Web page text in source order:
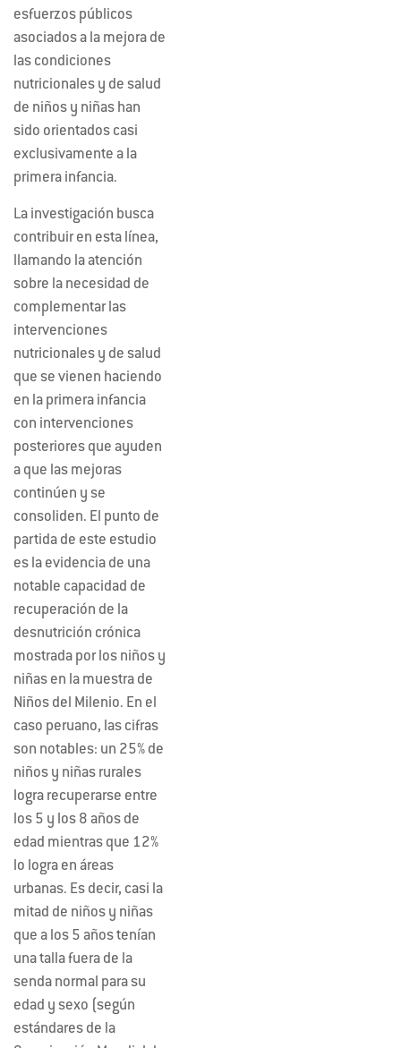
esfuerzos públicos
asociados a la mejora de
las condiciones
nutricionales y de salud
de niños y niñas han
sido orientados casi
exclusivamente a la
primera infancia.
La investigación busca
contribuir en esta línea,
llamando la atención
sobre la necesidad de
complementar las
intervenciones
nutricionales y de salud
que se vienen haciendo
en la primera infancia
con intervenciones
posteriores que ayuden
a que las mejoras
continúen y se
consoliden. El punto de
partida de este estudio
es la evidencia de una
notable capacidad de
recuperación de la
desnutrición crónica
mostrada por los niños y
niñas en la muestra de
Niños del Milenio. En el
caso peruano, las cifras
son notables: un 25% de
niños y niñas rurales
logra recuperarse entre
los 5 y los 8 años de
edad mientras que 12%
lo logra en áreas
urbanas. Es decir, casi la
mitad de niños y niñas
que a los 5 años tenían
una talla fuera de la
senda normal para su
edad y sexo (según
estándares de la